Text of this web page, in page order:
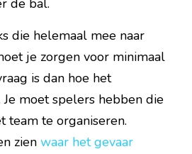
de bal.
die helemaal mee naar
je zorgen voor minimaal
is dan hoe het
moet spelers hebben die
team te organiseren.
zien waar het gevaar